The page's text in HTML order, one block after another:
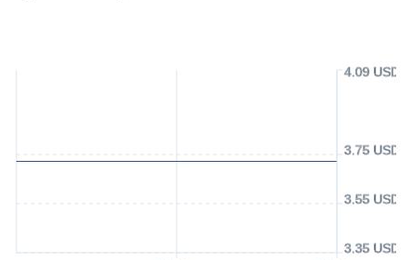
3.35 USD
3.55 USD
3.75 USD
4.09 USD